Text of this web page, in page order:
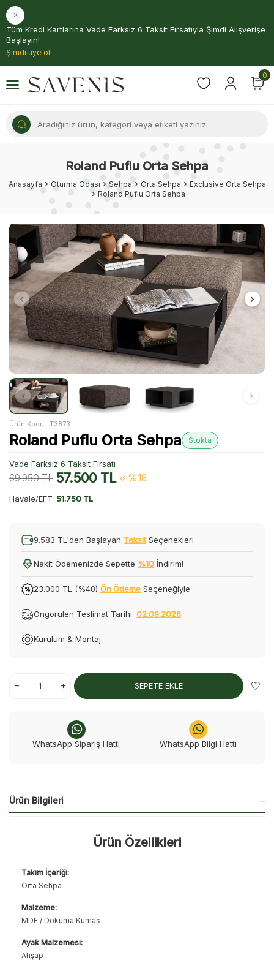
Tüm Kredi Kartlarına Vade Farksız 6 Taksit Fırsatıyla Şimdi Alışverişe
Başlayın!
Şimdi üye ol
0
Roland Puflu Orta Sehpa
Anasayfa Oturma Odası Sehpa Orta Sehpa
Exclusive Orta Sehpa
Roland Puflu Orta Sehpa
Ürün Kodu : T3873
Roland Puflu Orta Sehpa Stokta
Vade Farksız 6 Taksit Fırsatı
69.950TL 57.500TL %18
Havale/EFT: 51.750 TL
9.583 TL'den Başlayan Taksit Seçenekleri
Nakit Ödemenizde Sepette %10 İndirim!
23.000 TL (%40) Ön Ödeme Seçeneğiyle
Öngörülen Teslimat Tarihi: 02.09.2026
Kurulum & Montaj
SEPETE EKLE
WhatsApp Sipariş Hattı WhatsApp Bilgi Hattı
Ürün Bilgileri
Ürün Özellikleri
Takım İçeriği:
Orta Sehpa
Malzeme:
MDF / Dokuma Kumaş
Ayak Malzemesi:
Ahşap